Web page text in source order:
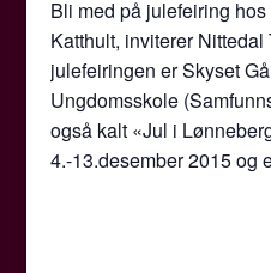
Bli med på julefeiring
Katthult, inviterer Nittedal
julefeiringen erSkyset
Ungdomsskole
også kalt «Jul i
4.-13.desember 2015 og